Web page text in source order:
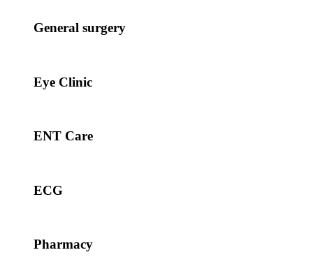
General surgery
Eye Clinic
ENT Care
ECG
Pharmacy